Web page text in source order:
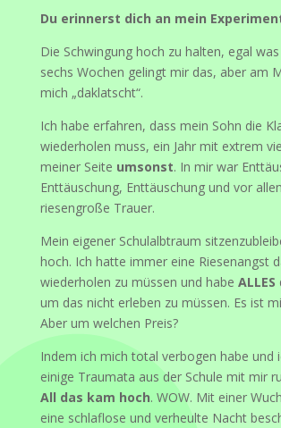
Du erinnerst dich an mein
Die Schwingung hoch zu halten, egal
sechs Wochen gelingt mir das, aber am
mich „daklatscht“.
Ich habe erfahren, dass mein Sohn die
wiederholen muss, ein Jahr mit extrem
meiner Seite umsonst. In mir war
Enttäuschung, Enttäuschung und vor
riesengroße Trauer.
Mein eigener Schulalbtraum
hoch. Ich hatte immer eine Riesenangst
wiederholen zu müssen und habe ALLES
um das nicht erleben zu müssen. Es ist
Aber um welchen Preis?
Indem ich mich total verbogen habe und
einige Traumata aus der Schule mit mir
All das kam hoch. WOW. Mit einer
eine schlaflose und verheulte Nacht